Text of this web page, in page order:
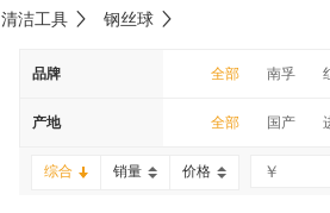
清洁工具 钢丝球
品牌 全部 南孚
南科 齐心
雕牌 滋源
产地 全部 国产
综合 销量 价格